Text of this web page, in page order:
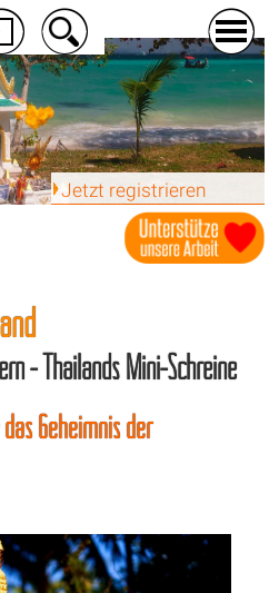
Jetzt registrieren
- Thailands Mini-Schreine
Geheimnis der